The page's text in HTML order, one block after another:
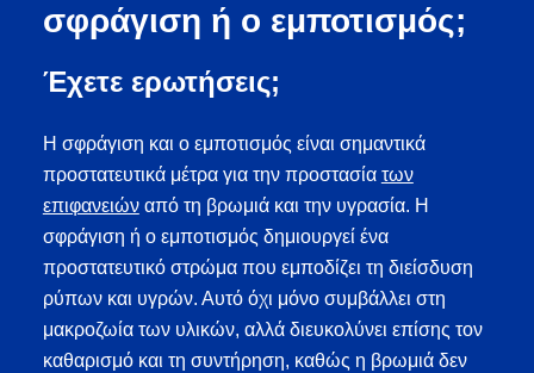
σφράγιση ή ο εμποτισμός;
Έχετε ερωτήσεις;
Η σφράγιση και ο εμποτισμός είναι σημαντικά
προστατευτικά μέτρα για την προστασία των
επιφανειώναπό τη βρωμιά και την υγρασία. Η
σφράγιση ή ο εμποτισμός δημιουργεί ένα
προστατευτικό στρώμα που εμποδίζει τη διείσδυση
ρύπων και υγρών. Αυτό όχι μόνο συμβάλλει στη
μακροζωία των υλικών, αλλά διευκολύνει επίσης τον
καθαρισμό και τη συντήρηση, καθώς η βρωμιά δεν